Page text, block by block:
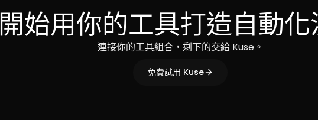
開始用你的工具打造自動化
連接你的工具組合，剩下的交給 Kuse。
免費試用 Kuse